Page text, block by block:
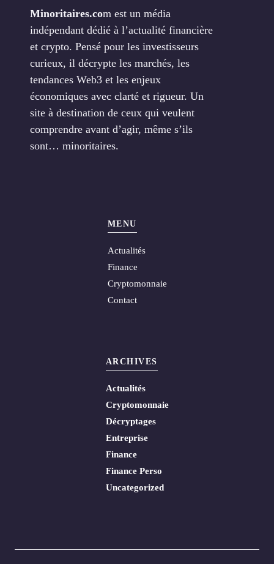
Minoritaires.com est un média
indépendant dédié à l’actualité financière
et crypto. Pensé pour les investisseurs
curieux, il décrypte les marchés, les
tendances Web3 et les enjeux
économiques avec clarté et rigueur. Un
site à destination de ceux qui veulent
comprendre avant d’agir, même s’ils
sont… minoritaires.
MENU
Actualités
Finance
Cryptomonnaie
Contact
ARCHIVES
Actualités
Cryptomonnaie
Décryptages
Entreprise
Finance
Finance Perso
Uncategorized